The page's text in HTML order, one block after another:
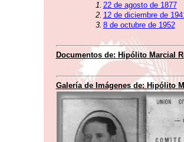
1. 22 de agosto de 1877
2. 12 de diciembre de
3. 8 de octubre de 1952
Documentos de: Hipólito Marcial
Galería de Imágenes de:Hipólito